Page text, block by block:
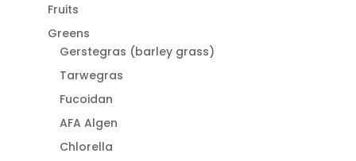
Fruits
Greens
Gerstegras (barley grass)
Tarwegras
Fucoidan
AFA Algen
Chlorella